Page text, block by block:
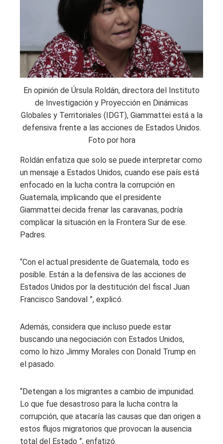
En opinión de Úrsula Roldán, directora del Instituto
de Investigación y Proyección en Dinámicas
Globales y Territoriales (IDGT), Giammattei está a la
defensiva frente a las acciones de Estados Unidos.
Foto por hora
Roldán enfatiza que solo se puede interpretar como
un mensaje a Estados Unidos, cuando ese país está
enfocado en la lucha contra la corrupción en
Guatemala, implicando que el presidente
Giammattei decida frenar las caravanas, podría
complicar la situación en la Frontera Sur de ese.
Padres.
“Con el actual presidente de Guatemala, todo es
posible. Están a la defensiva de las acciones de
Estados Unidos por la destitución del fiscal Juan
Francisco Sandoval ”, explicó.
Además, considera que incluso puede estar
buscando una negociación con Estados Unidos,
como lo hizo Jimmy Morales con Donald Trump en
el pasado.
“Detengan a los migrantes a cambio de impunidad.
Lo que fue desastroso para la lucha contra la
corrupción, que atacaría las causas que dan origen a
estos flujos migratorios que provocan la ausencia
total del Estado ”, enfatizó.